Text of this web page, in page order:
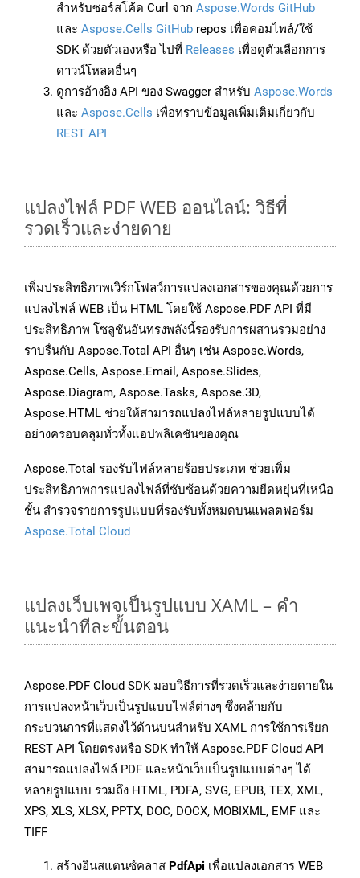
สำหรับซอร์สโค้ด Curl จาก Aspose.Words GitHub
และ Aspose.Cells GitHub repos เพื่อคอมไพล์/ใช้
SDK ด้วยตัวเองหรือ ไปที่ Releases เพื่อดูตัวเลือกการ
ดาวน์โหลดอื่นๆ
ดูการอ้างอิง API ของ Swagger สำหรับ Aspose.Words
และ Aspose.Cells เพื่อทราบข้อมูลเพิ่มเติมเกี่ยวกับ
REST API
แปลงไฟล์ PDF WEB ออนไลน์: วิธีที่
รวดเร็วและง่ายดาย
เพิ่มประสิทธิภาพเวิร์กโฟลว์การแปลงเอกสารของคุณด้วยการ
แปลงไฟล์ WEB เป็น HTML โดยใช้ Aspose.PDF API ที่มี
ประสิทธิภาพ โซลูชันอันทรงพลังนี้รองรับการผสานรวมอย่าง
ราบรื่นกับ Aspose.Total API อื่นๆ เช่น Aspose.Words,
Aspose.Cells, Aspose.Email, Aspose.Slides,
Aspose.Diagram, Aspose.Tasks, Aspose.3D,
Aspose.HTML ช่วยให้สามารถแปลงไฟล์หลายรูปแบบได้
อย่างครอบคลุมทั่วทั้งแอปพลิเคชันของคุณ
Aspose.Total รองรับไฟล์หลายร้อยประเภท ช่วยเพิ่ม
ประสิทธิภาพการแปลงไฟล์ที่ซับซ้อนด้วยความยืดหยุ่นที่เหนือ
ชั้น สำรวจรายการรูปแบบที่รองรับทั้งหมดบนแพลตฟอร์ม
Aspose.Total Cloud
แปลงเว็บเพจเป็นรูปแบบ XAML – คำ
แนะนำทีละขั้นตอน
Aspose.PDF Cloud SDK มอบวิธีการที่รวดเร็วและง่ายดายใน
การแปลงหน้าเว็บเป็นรูปแบบไฟล์ต่างๆ ซึ่งคล้ายกับ
กระบวนการที่แสดงไว้ด้านบนสำหรับ XAML การใช้การเรียก
REST API โดยตรงหรือ SDK ทำให้ Aspose.PDF Cloud API
สามารถแปลงไฟล์ PDF และหน้าเว็บเป็นรูปแบบต่างๆ ได้
หลายรูปแบบ รวมถึง HTML, PDFA, SVG, EPUB, TEX, XML,
XPS, XLS, XLSX, PPTX, DOC, DOCX, MOBIXML, EMF และ
TIFF
สร้างอินสแตนซ์คลาส PdfApi เพื่อแปลงเอกสาร WEB